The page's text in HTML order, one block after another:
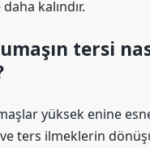
kalındır.
tersi
yüksek enine
ters ilmeklerin